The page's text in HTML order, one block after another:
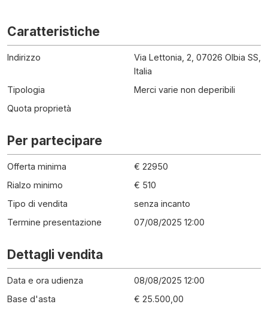
Caratteristiche
Indirizzo
Via Lettonia, 2, 07026 Olbia SS,
Italia
Tipologia
Merci varie non deperibili
Quota proprietà
Per partecipare
Offerta minima
€ 22950
Rialzo minimo
€ 510
Tipo di vendita
senza incanto
Termine presentazione
07/08/2025 12:00
Dettagli vendita
Data e ora udienza
08/08/2025 12:00
Base d'asta
€ 25.500,00